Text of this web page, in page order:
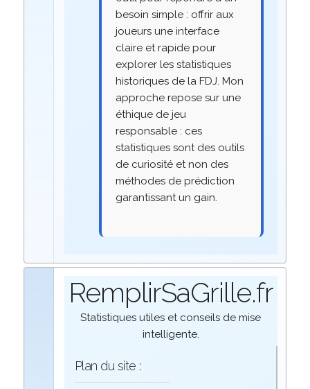
besoin simple : offrir aux
joueurs une interface
claire et rapide pour
explorer les statistiques
historiques de la FDJ. Mon
approche repose sur une
éthique de jeu
responsable : ces
statistiques sont des outils
de curiosité et non des
méthodes de prédiction
garantissant un gain.
RemplirSaGrille.fr
Statistiques utiles et conseils de mise
intelligente.
Plan du site :